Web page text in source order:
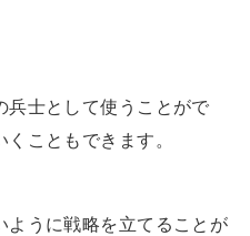
兵士として使うことがで
こともできます。
ように戦略を立てることが